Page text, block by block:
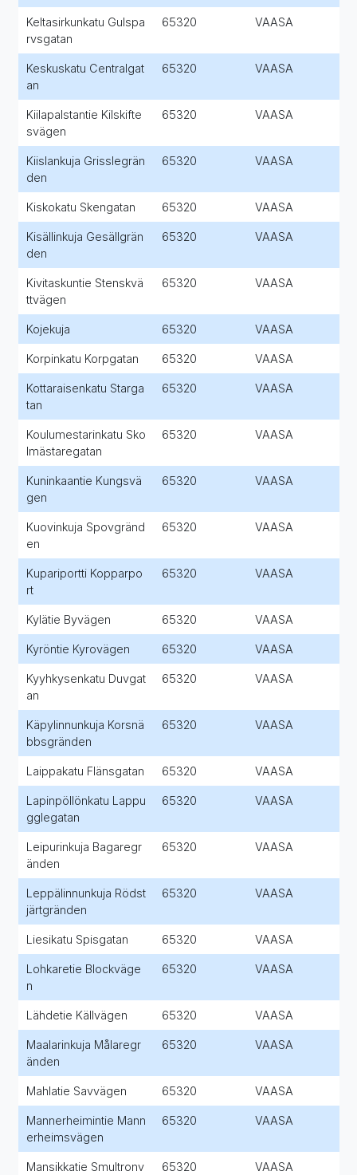
Keltasirkunkatu Gulspa
rvsgatan
65320 VAASA
Keskuskatu Centralgat
an
65320 VAASA
Kiilapalstantie Kilskifte
svägen
65320 VAASA
Kiislankuja Grisslegrän
den
65320 VAASA
Kiskokatu Skengatan 65320 VAASA
Kisällinkuja Gesällgrän
den
65320 VAASA
Kivitaskuntie Stenskvä
ttvägen
65320 VAASA
Kojekuja 65320 VAASA
Korpinkatu Korpgatan 65320 VAASA
Kottaraisenkatu Starga
tan
65320 VAASA
Koulumestarinkatu Sko
lmästaregatan
65320 VAASA
Kuninkaantie Kungsvä
gen
65320 VAASA
Kuovinkuja Spovgränd
en
65320 VAASA
Kupariportti Kopparpo
rt
65320 VAASA
Kylätie Byvägen 65320 VAASA
Kyröntie Kyrovägen 65320 VAASA
Kyyhkysenkatu Duvgat
an
65320 VAASA
Käpylinnunkuja Korsnä
bbsgränden
65320 VAASA
Laippakatu Flänsgatan 65320 VAASA
Lapinpöllönkatu Lappu
gglegatan
65320 VAASA
Leipurinkuja Bagaregr
änden
65320 VAASA
Leppälinnunkuja Rödst
järtgränden
65320 VAASA
Liesikatu Spisgatan 65320 VAASA
Lohkaretie Blockväge
n
65320 VAASA
Lähdetie Källvägen 65320 VAASA
Maalarinkuja Målaregr
änden
65320 VAASA
Mahlatie Savvägen 65320 VAASA
Mannerheimintie Mann
erheimsvägen
65320 VAASA
Mansikkatie Smultronv
65320 VAASA